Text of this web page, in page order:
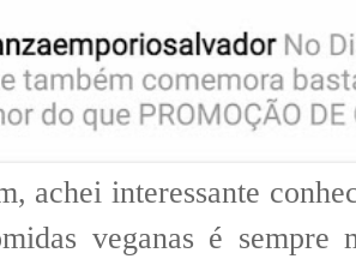
achei interessante
veganas é sempre